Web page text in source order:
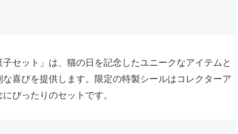
セット」は、猫の日を記念したユニークなアイテムと
喜びを提供します。限定の特製シールはコレクターア
ぴったりのセットです。